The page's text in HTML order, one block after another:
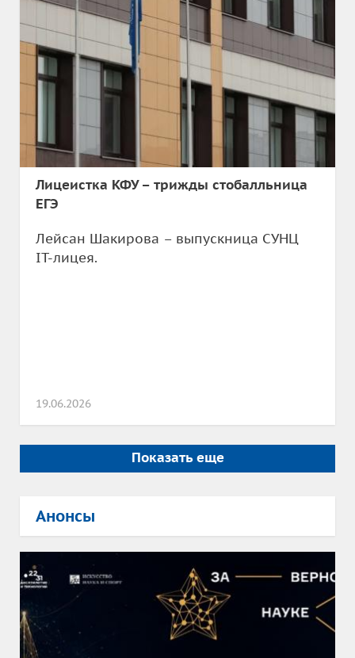
Лицеистка КФУ – трижды стобалльница
ЕГЭ
Лейсан Шакирова – выпускница СУНЦ
IT-лицея.
19.06.2026
Показать еще
Анонсы